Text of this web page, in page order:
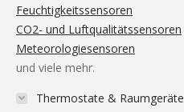
Feuchtigkeitssensoren
CO2- und Luftqualitätssensoren
Meteorologiesensoren
und viele mehr.
Thermostate & Raumgeräte